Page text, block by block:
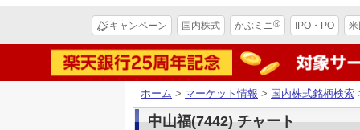
キャンペーン 国内株式 かぶミニ® IPO・PO
ホーム > マーケット情報 > 国内株式銘柄検索
中山福(7442) チャート